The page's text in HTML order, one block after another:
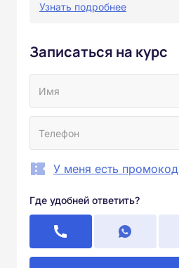
Узнать подробнее
Записаться на курс
У меня есть промокод
Где удобней ответить?